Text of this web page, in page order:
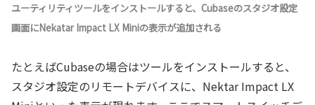
ユーティリティツールをインストールすると、Cubaseのスタジオ設定
画面にNekatar Impact LX Miniの表示が追加される
たとえばCubaseの場合はツールをインストールすると、
スタジオ設定のリモートデバイスに、Nektar Impact LX